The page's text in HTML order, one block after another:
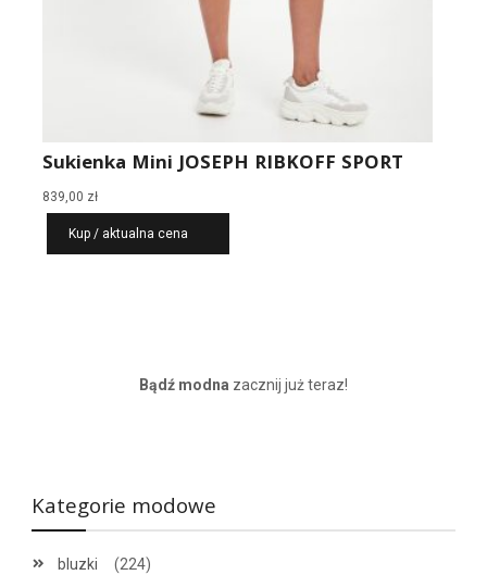
Sukienka Mini JOSEPH RIBKOFF SPORT
839,00 zł
Kup / aktualna cena
Bądź modna zacznij już teraz!
Kategorie modowe
bluzki (224)